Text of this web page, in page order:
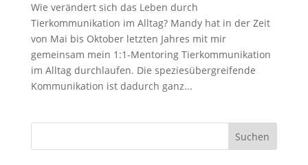
Wie verändert sich das Leben durch
Tierkommunikation im Alltag? Mandy hat in der Zeit
von Mai bis Oktober letzten Jahres mit mir
gemeinsam mein 1:1-Mentoring Tierkommunikation
im Alltag durchlaufen. Die speziesübergreifende
Kommunikation ist dadurch ganz...